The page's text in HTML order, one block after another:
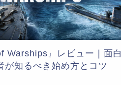
Warships』レビュー｜面白
が知るべき始め方とコツ